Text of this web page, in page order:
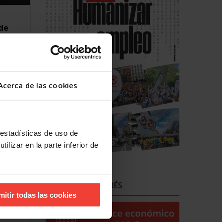
de las cookies
de uso de
en la parte inferior de
todas las cookies
su
ENLACES DE INTERÉS